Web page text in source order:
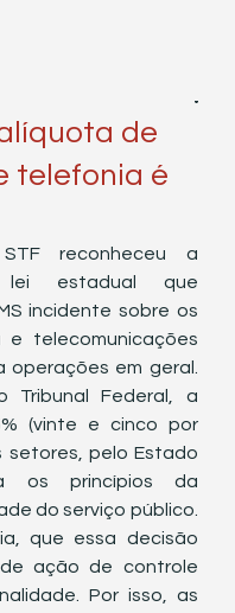
de
telefonia é
reconheceu a
lei estadual que
incidente sobre os
e telecomunicações
em geral.
Tribunal Federal, a
(vinte e cinco por
setores, pelo Estado
os princípios da
do serviço público.
que essa decisão
ação de controle
Por isso, as